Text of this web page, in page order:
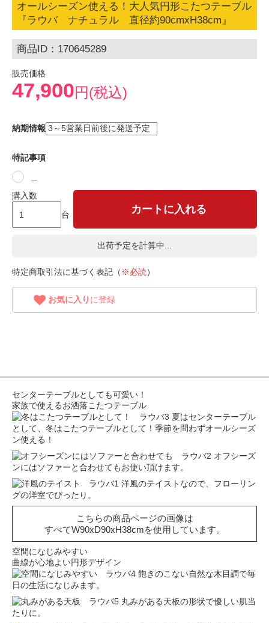
オールシーズン使える！大人気円形こたつテーブル
『ラウバ ナチュラル 直径約90cmxH38cm』
商品ID：170645289
販売価格
47,900円(税込)
納期情報
特記事項
購入数
台
カートに入れる
出荷予定を計算中...
特定商取引法に基づく表記（ ※必読）
お気に入り に登録
センターテーブルとしても可愛い！
家族で使えるお洒落こたつテーブル
夏はセンターテーブル
として、冬はこたつテーブルとして！季節を問わずオールシーズ
ン使える！
オフシーズ
ンにはソファーと合わせてもお使い頂けます。
洋風のテイストなので、フローリン
グの洋室でぴったり。
こちらの商品ページの画像は
すべてW90xD90xH38cmを使用しています。
空間になじみやすい
曲線が心地よい円形デザイン
飽きのこない自然な木目調で毎
日の生活になじみます。
丸みがある天板の形状で優しい肌当
たりに。